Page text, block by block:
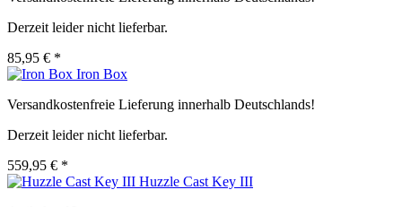
Derzeit leider nicht lieferbar.
85,95 € *
Iron Box
Versandkostenfreie Lieferung innerhalb Deutschlands!
Derzeit leider nicht lieferbar.
559,95 € *
Huzzle Cast Key III